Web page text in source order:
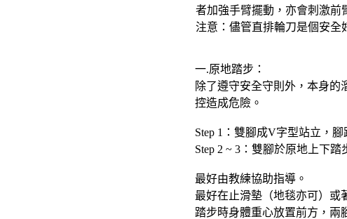
者加強手臂擺動，亦會刺激前
注意：儘管直排輪刀是個安全
一.原地踏步：
除了遵守安全守則外，本身
控造成危險。
Step 1： 雙腳成V字型站立，腳
Step 2 ~ 3： 雙腳於原地上下踏
最好由教練協助指導。
最好在止滑墊（地毯亦可）或
踏步時身體重心放置前方，兩